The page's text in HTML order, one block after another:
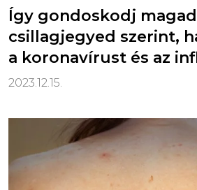
Így gondoskodj
csillagjegyed szerint,
a koronavírust és az
2023.12.15.